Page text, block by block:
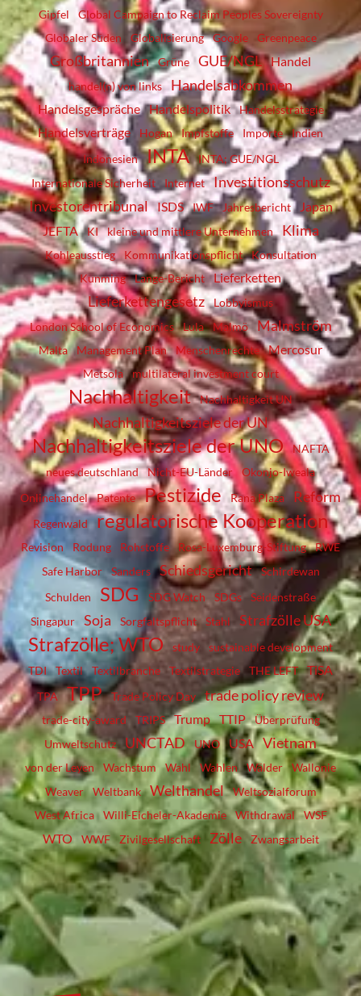
Gipfel
Global Campaign to Reclaim Peoples Sovereignty
Globaler Süden
Globalisierung Google Greenpeace
Großbritannien Grüne GUE/NGL Handel
handel(n) von links Handelsabkommen
Handelsgespräche Handelspolitik Handelsstrategie
Handelsverträge Hogan Impfstoffe Importe
Indien
Indonesien
INTA
INTA; GUE/NGL
Internationale Sicherheit
Internet
Investitionsschutz
Investorentribunal
ISDS IWF Jahresbericht
Japan
JEFTA
KI kleine und mittlere Unternehmen Klima
Kohleausstieg Kommunikationspflicht
Konsultation
Kunming
Lange-Bericht Lieferketten
Lieferkettengesetz
Lobbyismus
London School of Economics
Lula Malmö Malmström
Malta Management Plan Menschenrechte Mercosur
Metsola multilateral investment court
Nachhaltigkeit Nachhaltigkeit UN
Nachhaltigkeitsziele der UN
Nachhaltigkeitsziele der UNO
NAFTA
neues deutschland
Nicht-EU-Länder
Okonjo-Iweala
Onlinehandel
Patente Pestizide Rana Plaza Reform
Regenwald regulatorische Kooperation
Revision Rodung Rohstoffe Rosa-Luxemburg-Stiftung
RWE
Safe Harbor
Sanders Schiedsgericht
Schirdewan
Schulden
SDG SDG Watch SDGs
Seidenstraße
Singapur
Soja Sorgfaltspflicht Stahl Strafzölle USA
Strafzölle; WTO study
sustainable development
TDI
Textil Textilbranche Textilstrategie THE LEFT TiSA
TPA TPP Trade Policy Day trade policy review
trade-city-award TRIPS Trump TTIP
Überprüfung
Umweltschutz
UNCTAD UNO USA Vietnam
von der Leyen Wachstum Wahl Wahlen Wälder
Wallonie
Weaver
Weltbank Welthandel
Weltsozialforum
West Africa
Willi-Eicheler-Akademie Withdrawal WSF
WTO WWF Zivilgesellschaft Zölle Zwangsarbeit